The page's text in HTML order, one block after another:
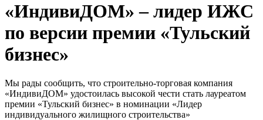
«ИндивиДОМ» – лидер ИЖС
по версии премии «Тульский
бизнес»
Мы рады сообщить, что строительно-торговая компания
«ИндивиДОМ» удостоилась высокой чести стать лауреатом
премии «Тульский бизнес» в номинации «Лидер
индивидуального жилищного строительства»